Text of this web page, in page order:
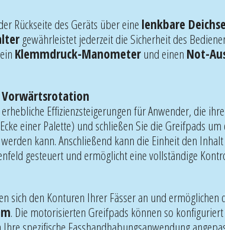
Rückseite des Geräts über eine lenkbare
gewährleistet jederzeit die Sicherheit des
Klemmdruck-Manometer und einen Not-
Effizienzsteigerungen für Anwender, die
einer Palette) und schließen Sie die Greifpads
kann. Anschließend kann die Einheit den
gesteuert und ermöglicht eine vollständige
sich den Konturen Ihrer Fässer an und
. Die motorisierten Greifpads können so